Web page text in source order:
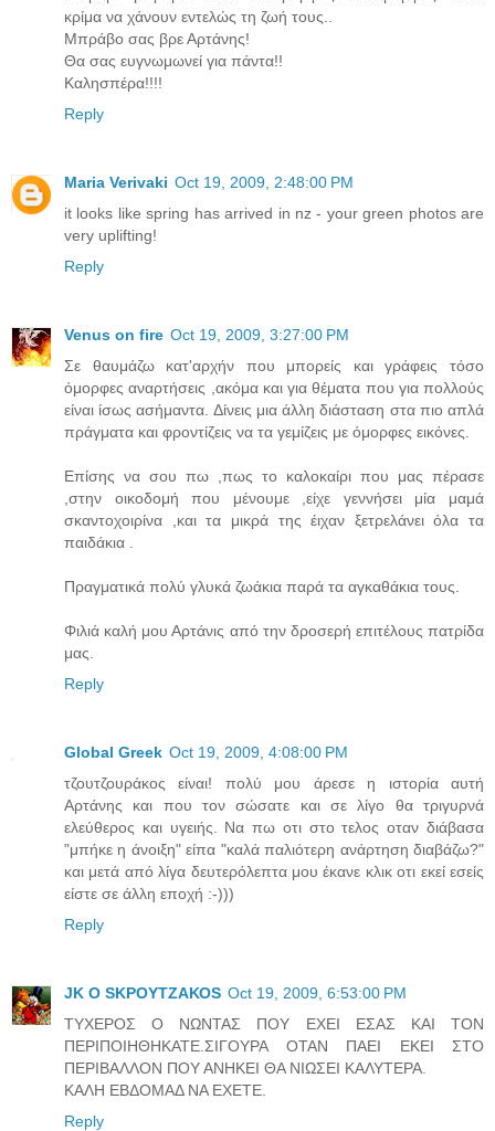
κρίμα να χάνουν εντελώς τη ζωή τους..
Μπράβο σας βρε Αρτάνης!
Θα σας ευγνωμωνεί για πάντα!!
Καλησπέρα!!!!
Reply
Maria Verivaki Oct 19, 2009, 2:48:00 PM
it looks like spring has arrived in nz - your green photos are
very uplifting!
Reply
Venus on fire Oct 19, 2009, 3:27:00 PM
Σε θαυμάζω κατ'αρχήν που μπορείς και γράφεις τόσο
όμορφες αναρτήσεις ,ακόμα και για θέματα που για πολλούς
είναι ίσως ασήμαντα. Δίνεις μια άλλη διάσταση στα πιο απλά
πράγματα και φροντίζεις να τα γεμίζεις με όμορφες εικόνες.
Επίσης να σου πω ,πως το καλοκαίρι που μας πέρασε
,στην οικοδομή που μένουμε ,είχε γεννήσει μία μαμά
σκαντοχοιρίνα ,και τα μικρά της έιχαν ξετρελάνει όλα τα
παιδάκια .
Πραγματικά πολύ γλυκά ζωάκια παρά τα αγκαθάκια τους.
Φιλιά καλή μου Αρτάνις από την δροσερή επιτέλους πατρίδα
μας.
Reply
Global Greek Oct 19, 2009, 4:08:00 PM
τζουτζουράκος είναι! πολύ μου άρεσε η ιστορία αυτή
Αρτάνης και που τον σώσατε και σε λίγο θα τριγυρνά
ελεύθερος και υγειής. Να πω οτι στο τελος οταν διάβασα
"μπήκε η άνοιξη" είπα "καλά παλιότερη ανάρτηση διαβάζω?"
και μετά από λίγα δευτερόλεπτα μου έκανε κλικ οτι εκεί εσείς
είστε σε άλλη εποχή :-)))
Reply
JK O SΚΡΟΥΤΖΑΚΟS Oct 19, 2009, 6:53:00 PM
ΤΥΧΕΡΟΣ Ο ΝΩΝΤΑΣ ΠΟΥ ΕΧΕΙ ΕΣΑΣ ΚΑΙ ΤΟΝ
ΠΕΡΙΠΟΙΗΘΗΚΑΤΕ.ΣΙΓΟΥΡΑ ΟΤΑΝ ΠΑΕΙ ΕΚΕΙ ΣΤΟ
ΠΕΡΙΒΑΛΛΟΝ ΠΟΥ ΑΝΗΚΕΙ ΘΑ ΝΙΩΣΕΙ ΚΑΛΥΤΕΡΑ.
ΚΑΛΗ ΕΒΔΟΜΑΔ ΝΑ ΕΧΕΤΕ.
Reply